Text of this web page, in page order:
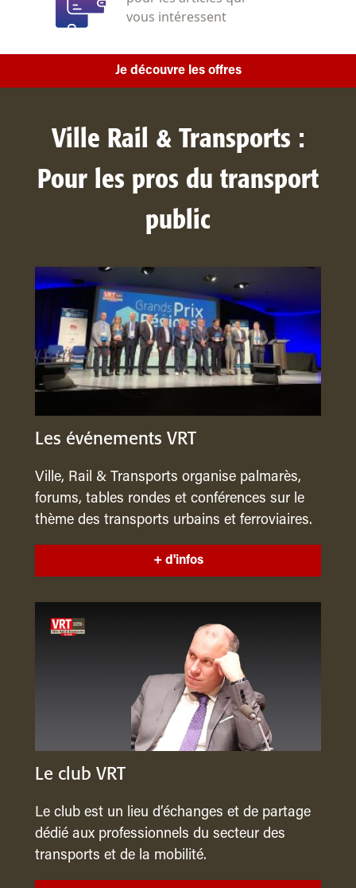
vous intéressent
Je découvre les offres
Ville Rail & Transports :
Pour les pros du transport
public
Les événements VRT
Ville, Rail & Transports organise palmarès,
forums, tables rondes et conférences sur le
thème des transports urbains et ferroviaires.
+ d'infos
Le club VRT
Le club est un lieu d’échanges et de partage
dédié aux professionnels du secteur des
transports et de la mobilité.